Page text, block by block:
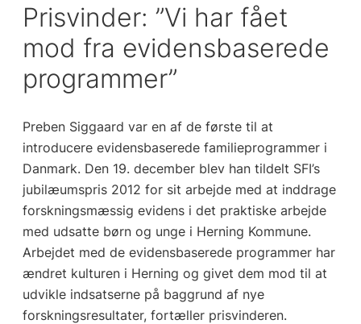
Prisvinder: ”Vi har fået
mod fra evidensbaserede
programmer”
Preben Siggaard var en af de første til at
introducere evidensbaserede familieprogrammer i
Danmark. Den 19. december blev han tildelt SFI’s
jubilæumspris 2012 for sit arbejde med at inddrage
forskningsmæssig evidens i det praktiske arbejde
med udsatte børn og unge i Herning Kommune.
Arbejdet med de evidensbaserede programmer har
ændret kulturen i Herning og givet dem mod til at
udvikle indsatserne på baggrund af nye
forskningsresultater, fortæller prisvinderen.